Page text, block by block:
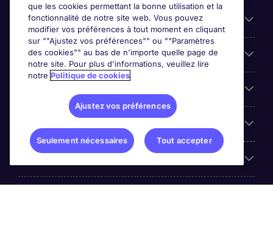
Liens utiles
Prix
que les cookies permettant la bonne utilisation et la
fonctionnalité de notre site web. Vous pouvez
modifier vos préférences à tout moment en cliquant
sur ""Ajustez vos préférences"" ou ""Paramètres
des cookies"" au bas de n'importe quelle page de
notre site. Pour plus d'informations, veuillez lire
notre Politique de cookies
Ajustez vos préférences
Seulement nécessaires Tout accepter